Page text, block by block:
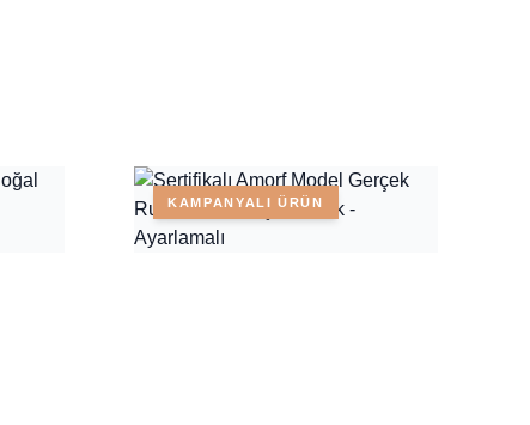
KAMPANYALI ÜRÜN